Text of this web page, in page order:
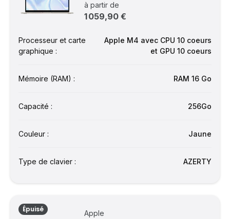
à partir de
1 059,90 €
Processeur et carte
graphique :
Apple M4 avec CPU 10 coeurs
et GPU 10 coeurs
Mémoire (RAM) : RAM 16 Go
Capacité : 256Go
Couleur : Jaune
Type de clavier : AZERTY
Épuisé Apple